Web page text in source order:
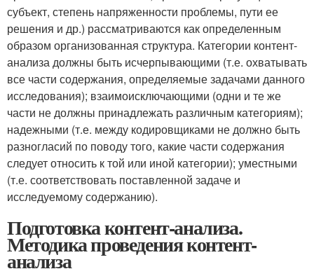
субъект, степень напряженности проблемы, пути ее
решения и др.) рассматриваются как определенным
образом организованная структура. Категории контент-
анализа должны быть исчерпывающими (т.е. охватывать
все части содержания, определяемые задачами данного
исследования); взаимоисключающими (одни и те же
части не должны принадлежать различным категориям);
надежными (т.е. между кодировщиками не должно быть
разногласий по поводу того, какие части содержания
следует относить к той или иной категории); уместными
(т.е. соответствовать поставленной задаче и
исследуемому содержанию).
Подготовка контент-анализа.
Методика проведения контент-
анализа